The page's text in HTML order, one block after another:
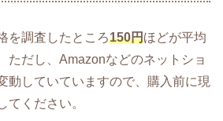
を調査したところ150円ほどが平均
ただし、Amazonなどのネットショ
動していていますので、購入前に現
てください。